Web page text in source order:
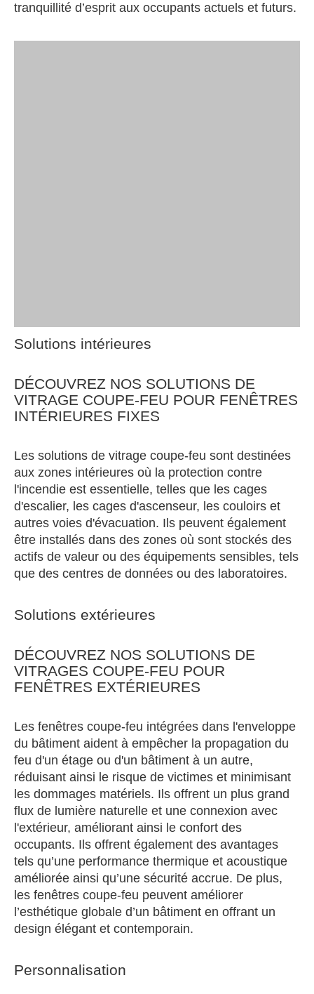
tranquillité d’esprit aux occupants actuels et futurs.
Solutions intérieures
DÉCOUVREZ NOS SOLUTIONS DE
VITRAGE COUPE-FEU POUR FENÊTRES
INTÉRIEURES FIXES
Les solutions de vitrage coupe-feu sont destinées
aux zones intérieures où la protection contre
l'incendie est essentielle, telles que les cages
d'escalier, les cages d'ascenseur, les couloirs et
autres voies d'évacuation. Ils peuvent également
être installés dans des zones où sont stockés des
actifs de valeur ou des équipements sensibles, tels
que des centres de données ou des laboratoires.
Solutions extérieures
DÉCOUVREZ NOS SOLUTIONS DE
VITRAGES COUPE-FEU POUR
FENÊTRES EXTÉRIEURES
Les fenêtres coupe-feu intégrées dans l'enveloppe
du bâtiment aident à empêcher la propagation du
feu d'un étage ou d'un bâtiment à un autre,
réduisant ainsi le risque de victimes et minimisant
les dommages matériels. Ils offrent un plus grand
flux de lumière naturelle et une connexion avec
l'extérieur, améliorant ainsi le confort des
occupants. Ils offrent également des avantages
tels qu’une performance thermique et acoustique
améliorée ainsi qu’une sécurité accrue. De plus,
les fenêtres coupe-feu peuvent améliorer
l’esthétique globale d’un bâtiment en offrant un
design élégant et contemporain.
Personnalisation